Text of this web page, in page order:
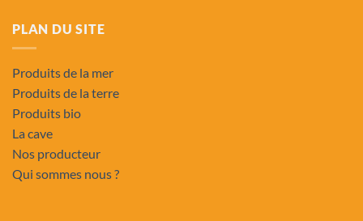
PLAN DU SITE
Produits de la mer
Produits de la terre
Produits bio
La cave
Nos producteur
Qui sommes nous ?